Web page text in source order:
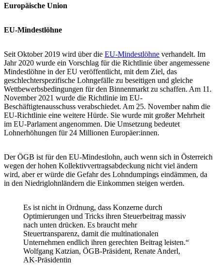
Europäische Union
EU-Mindestlöhne
Seit Oktober 2019 wird über die EU-Mindestlöhne verhandelt. Im
Jahr 2020 wurde ein Vorschlag für die Richtlinie über angemessene
Mindestlöhne in der EU veröffentlicht, mit dem Ziel, das
geschlechterspezifische Lohngefälle zu beseitigen und gleiche
Wettbewerbsbedingungen für den Binnenmarkt zu schaffen. Am 11.
November 2021 wurde die Richtlinie im EU-
Beschäftigtenausschuss verabschiedet. Am 25. November nahm die
EU-Richtlinie eine weitere Hürde. Sie wurde mit großer Mehrheit
im EU-Parlament angenommen. Die Umsetzung bedeutet
Lohnerhöhungen für 24 Millionen Europäer:innen.
Der ÖGB ist für den EU-Mindestlohn, auch wenn sich in Österreich
wegen der hohen Kollektivvertragsabdeckung nicht viel ändern
wird, aber er würde die Gefahr des Lohndumpings eindämmen, da
in den Niedriglohnländern die Einkommen steigen werden.
Es ist nicht in Ordnung, dass Konzerne durch
Optimierungen und Tricks ihren Steuerbeitrag massiv
nach unten drücken. Es braucht mehr
Steuertransparenz, damit die multinationalen
Unternehmen endlich ihren gerechten Beitrag leisten.“
Wolfgang Katzian, ÖGB-Präsident, Renate Anderl,
AK-Präsidentin